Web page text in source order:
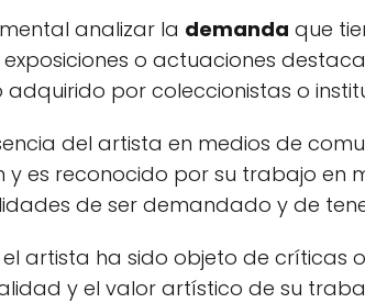
analizar la demanda que
o actuaciones
por coleccionistas o
del artista en medios de
es reconocido por su trabajo en
de ser demandado y de
artista ha sido objeto de críticas
y el valor artístico de su